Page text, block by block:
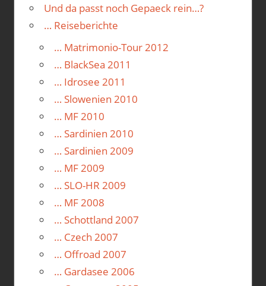
Und da passt noch Gepaeck rein…?
… Reiseberichte
… Matrimonio-Tour 2012
… BlackSea 2011
… Idrosee 2011
… Slowenien 2010
… MF 2010
… Sardinien 2010
… Sardinien 2009
… MF 2009
… SLO-HR 2009
… MF 2008
… Schottland 2007
… Czech 2007
… Offroad 2007
… Gardasee 2006